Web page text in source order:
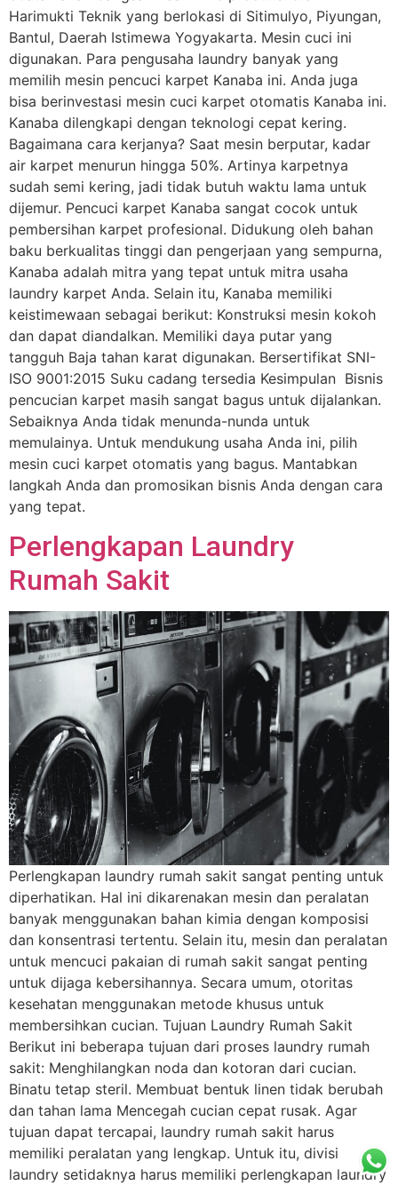
Harimukti Teknik yang berlokasi di Sitimulyo, Piyungan,
Bantul, Daerah Istimewa Yogyakarta. Mesin cuci ini
digunakan. Para pengusaha laundry banyak yang
memilih mesin pencuci karpet Kanaba ini. Anda juga
bisa berinvestasi mesin cuci karpet otomatis Kanaba ini.
Kanaba dilengkapi dengan teknologi cepat kering.
Bagaimana cara kerjanya? Saat mesin berputar, kadar
air karpet menurun hingga 50%. Artinya karpetnya
sudah semi kering, jadi tidak butuh waktu lama untuk
dijemur. Pencuci karpet Kanaba sangat cocok untuk
pembersihan karpet profesional. Didukung oleh bahan
baku berkualitas tinggi dan pengerjaan yang sempurna,
Kanaba adalah mitra yang tepat untuk mitra usaha
laundry karpet Anda. Selain itu, Kanaba memiliki
keistimewaan sebagai berikut: Konstruksi mesin kokoh
dan dapat diandalkan. Memiliki daya putar yang
tangguh Baja tahan karat digunakan. Bersertifikat SNI-
ISO 9001:2015 Suku cadang tersedia Kesimpulan Bisnis
pencucian karpet masih sangat bagus untuk dijalankan.
Sebaiknya Anda tidak menunda-nunda untuk
memulainya. Untuk mendukung usaha Anda ini, pilih
mesin cuci karpet otomatis yang bagus. Mantabkan
langkah Anda dan promosikan bisnis Anda dengan cara
yang tepat.
Perlengkapan Laundry
Rumah Sakit
Perlengkapan laundry rumah sakit sangat penting untuk
diperhatikan. Hal ini dikarenakan mesin dan peralatan
banyak menggunakan bahan kimia dengan komposisi
dan konsentrasi tertentu. Selain itu, mesin dan peralatan
untuk mencuci pakaian di rumah sakit sangat penting
untuk dijaga kebersihannya. Secara umum, otoritas
kesehatan menggunakan metode khusus untuk
membersihkan cucian. Tujuan Laundry Rumah Sakit
Berikut ini beberapa tujuan dari proses laundry rumah
sakit: Menghilangkan noda dan kotoran dari cucian.
Binatu tetap steril. Membuat bentuk linen tidak berubah
dan tahan lama Mencegah cucian cepat rusak. Agar
tujuan dapat tercapai, laundry rumah sakit harus
memiliki peralatan yang lengkap. Untuk itu, divisi
laundry setidaknya harus memiliki perlengkapan laundry